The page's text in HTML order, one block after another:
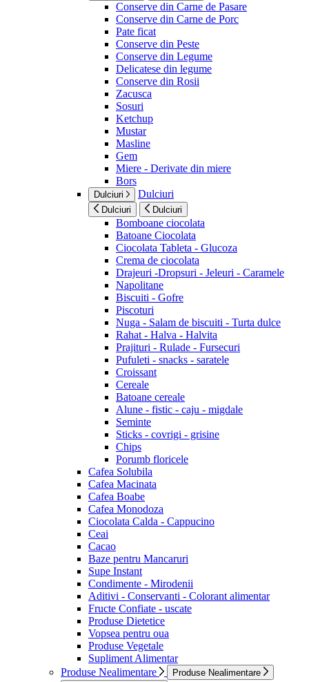
Conserve din Carne de Pasare
Conserve din Carne de Porc
Pate ficat
Conserve din Peste
Conserve din Legume
Delicatese din legume
Conserve din Rosii
Zacusca
Sosuri
Ketchup
Mustar
Masline
Gem
Miere - Derivate din miere
Bors
Dulciuri Dulciuri
Dulciuri Dulciuri
Bomboane ciocolata
Batoane Ciocolata
Ciocolata Tableta - Glucoza
Crema de ciocolata
Drajeuri -Dropsuri - Jeleuri - Caramele
Napolitane
Biscuiti - Gofre
Piscoturi
Nuga - Salam de biscuiti - Turta dulce
Rahat - Halva - Halvita
Prajituri - Rulade - Fursecuri
Pufuleti - snacks - saratele
Croissant
Cereale
Batoane cereale
Alune - fistic - caju - migdale
Seminte
Sticks - covrigi - grisine
Chips
Porumb floricele
Cafea Solubila
Cafea Macinata
Cafea Boabe
Cafea Monodoza
Ciocolata Calda - Cappucino
Ceai
Cacao
Baze pentru Mancaruri
Supe Instant
Condimente - Mirodenii
Aditivi - Conservanti - Colorant alimentar
Fructe Confiate - uscate
Produse Dietetice
Vopsea pentru oua
Produse Vegetale
Supliment Alimentar
Produse Nealimentare
Produse Nealimentare